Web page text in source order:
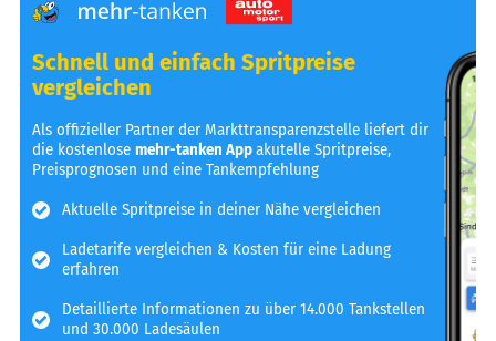
Schnell und einfach Spritpreise
vergleichen
Als offizieller Partner der Markttransparenzstelle liefert dir
die kostenlosemehr-tanken Appakutelle Spritpreise,
Preisprognosen und eine Tankempfehlung
Aktuelle Spritpreise in deiner Nähe vergleichen
Ladetarife vergleichen & Kosten für eine Ladung
erfahren
Detaillierte Informationen zu über 14.000 Tankstellen
und 30.000 Ladesäulen